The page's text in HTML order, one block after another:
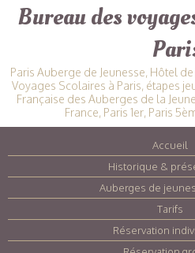
Bureau des
Paris Auberge de Jeunesse, Hôtel
Voyages Scolaires à Paris, étapes
Française des Auberges de la
France, Paris 1er, Paris
Accueil
Historique &
Auberges de
Tarifs
Réservation